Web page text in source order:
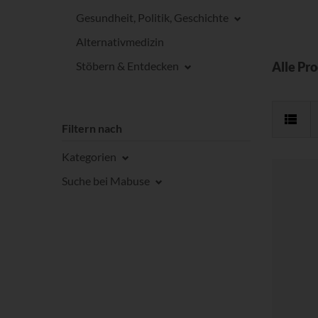
Gesundheit, Politik, Geschichte
Alternativmedizin
Stöbern & Entdecken
Filtern nach
Kategorien
Suche bei Mabuse
Alle